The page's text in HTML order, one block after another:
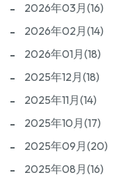
2026年03月(16)
2026年02月(14)
2026年01月(18)
2025年12月(18)
2025年11月(14)
2025年10月(17)
2025年09月(20)
2025年08月(16)